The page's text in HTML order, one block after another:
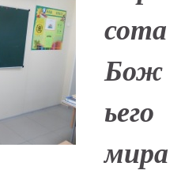
сота
Бож
ьего
мира